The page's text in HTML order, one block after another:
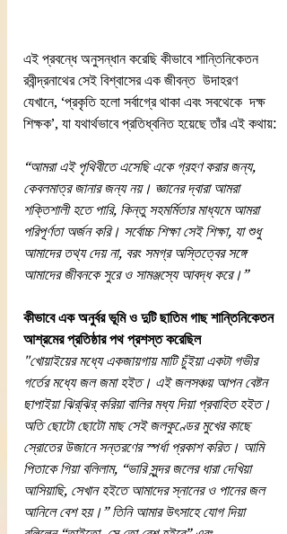
এই প্রবন্ধে অনুসন্ধান করেছি কীভাবে শান্তিনিকেতন
রবীন্দ্রনাথের সেই বিশ্বাসের এক জীবন্ত  উদাহরণ
যেখানে, ‘প্রকৃতি হলো সর্বাগ্রে থাকা এবং সবথেকে  দক্ষ
শিক্ষক’, যা যথার্থভাবে প্রতিধ্বনিত হয়েছে তাঁর এই কথায়:
“আমরা এই পৃথিবীতে এসেছি একে গ্রহণ করার জন্য,
কেবলমাত্র জানার জন্য নয়। জ্ঞানের দ্বারা আমরা
শক্তিশালী হতে পারি, কিন্তু সহমর্মিতার মাধ্যমে আমরা
পরিপূর্ণতা অর্জন করি। সর্বোচ্চ শিক্ষা সেই শিক্ষা, যা শুধু
আমাদের তথ্য দেয় না, বরং সমগ্র অস্তিত্বের সঙ্গে
আমাদের জীবনকে সুরে ও সামঞ্জস্যে আবদ্ধ করে।”
কীভাবে এক অনুর্বর ভূমি ও দুটি ছাতিম গাছ শান্তিনিকেতন
আশ্রমের প্রতিষ্ঠার পথ প্রশস্ত করেছিল
"খোয়াইয়ের মধ্যে একজায়গায় মাটি চুঁইয়া একটা গভীর
গর্তের মধ্যে জল জমা হইত। এই জলসঞ্চয় আপন বেষ্টন
ছাপাইয়া ঝির্‌ঝির্‌ করিয়া বালির মধ্য দিয়া প্রবাহিত হইত।
অতি ছোটো ছোটো মাছ সেই জলকুণ্ডের মুখের কাছে
স্রোতের উজানে সন্তরণের স্পর্ধা প্রকাশ করিত। আমি
পিতাকে গিয়া বলিলাম, “ভারি সুন্দর জলের ধারা দেখিয়া
আসিয়াছি, সেখান হইতে আমাদের স্নানের ও পানের জল
আনিলে বেশ হয়।” তিনি আমার উৎসাহে যোগ দিয়া